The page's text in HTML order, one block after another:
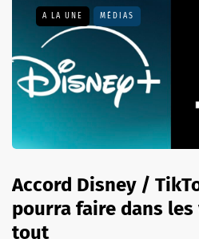
A LA UNE MÉDIAS
Accord Disney /
pourra faire dans les
tout